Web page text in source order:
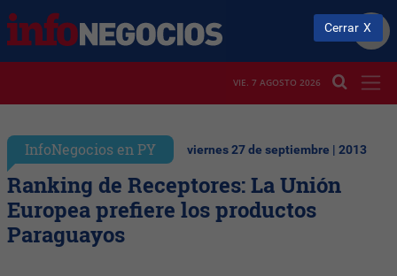
VIE. 7 AGOSTO 2026
InfoNegocios en PY viernes 27 de septiembre | 2013
Ranking de Receptores: La Unión
Europea prefiere los productos
Paraguayos
Cerrar